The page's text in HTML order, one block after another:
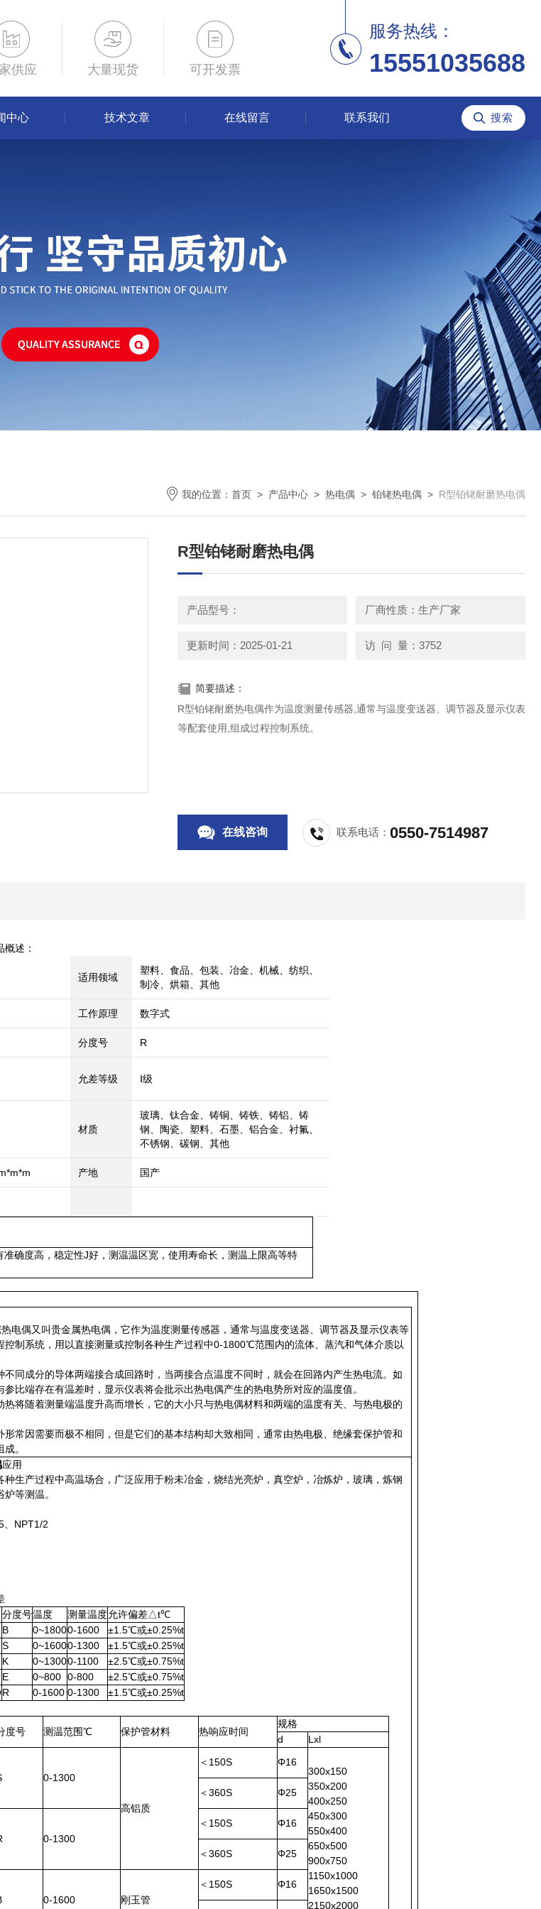
供应 大量现货 可开发票
服务热线：
15551035688
中心 技术文章 在线留言 联系我们
我的位置： 首页 > 产品中心 > 热电偶 > 铂铑热电偶 > R型铂铑耐磨热电偶
R型铂铑耐磨热电偶
产品型号： 厂商性质：生产厂家
更新时间：2025-01-21 访 问 量：3752
简要描述：
R型铂铑耐磨热电偶作为温度测量传感器,通常与温度变送器、调节器及显示仪表
等配套使用,组成过程控制系统。
在线咨询 联系电话：0550-7514987
述：
适用领域
塑料、食品、包装、冶金、机械、纺织、
制冷、烘箱、其他
工作原理 数字式
分度号 R
允差等级 Ⅰ级
材质
玻璃、钛合金、铸铜、铸铁、铸铝、铸
钢、陶瓷、塑料、石墨、铝合金、衬氟、
不锈钢、碳钢、其他
产地 国产
确度高，稳定性J好，测温温区宽，使用寿命长，测温上限高等特
电偶又叫贵金属热电偶，它作为温度测量传感器，通常与温度变送器、调节器及显示仪表等
控制系统，用以直接测量或控制各种生产过程中0-1800℃范围内的流体、蒸汽和气体介质以
不同成分的导体两端接合成回路时，当两接合点温度不同时，就会在回路内产生热电流。如
参比端存在有温差时，显示仪表将会批示出热电偶产生的热电势所对应的温度值。
热将随着测量端温度升高而增长，它的大小只与热电偶材料和两端的温度有关、与热电极的
形常因需要而极不相同，但是它们的基本结构却大致相同，通常由热电极、绝缘套保护管和
。
应用
种生产过程中高温场合，广泛应用于粉未冶金，烧结光亮炉，真空炉，冶炼炉，玻璃，炼钢
等测温。
、NPT1/2
分度号温度 测量温度允许偏差△t℃
B 0~18000-1600
±1.5℃或±0.25%t
S 0~16000-1300
±1.5℃或±0.25%t
K 0~13000-1100
±2.5℃或±0.75%t
E 0~800 0-800
±2.5℃或±0.75%t
R 0-1600 0-1300
±1.5℃或±0.25%t
度号 测温范围℃ 保护管材料 热响应时间
规格
d
Lxl
0-1300
高铝质
＜150S
Φ16
300x150
350x200
400x250
450x300
550x400
650x500
900x750
1150x1000
1650x1500
2150x2000
＜360S Φ25
0-1300
＜150S Φ16
＜360S Φ25
0-1600 刚玉管
＜150S Φ16